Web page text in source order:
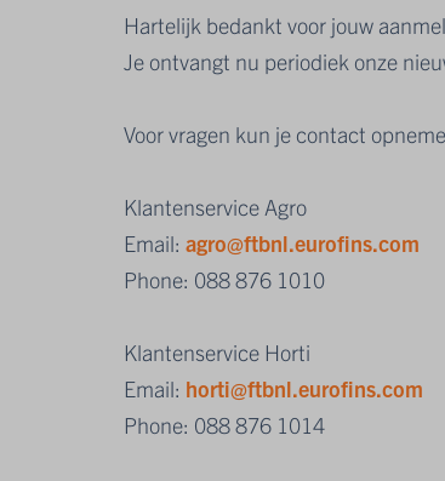
Hartelijk bedankt voor jouw
Je ontvangt nu periodiek onze
Voor vragen kun je contact
Klantenservice Agro
Email: agro@ftbnl.eurofins.com
Phone: 088 876 1010
Klantenservice Horti
Email: horti@ftbnl.eurofins.com
Phone: 088 876 1014